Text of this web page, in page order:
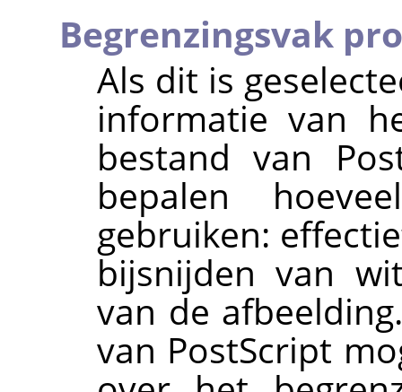
Begrenzingsvak
Als dit is
informatie van
bestand van
bepalen
gebruiken:
bijsnijden van
van de
van PostScript